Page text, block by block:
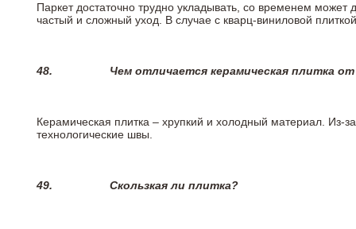
Паркет достаточно трудно укладывать, со временем
частый и сложный уход. В случае с кварц-виниловой
48. Чем отличается керамическая плитка
Керамическая плитка – хрупкий и холодный материал. Из-
технологические швы.
49. Скользкая ли плитка?